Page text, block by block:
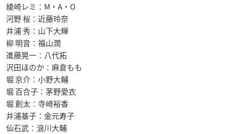
綾崎レミ：M・A・O
河野 桜：近藤玲奈
井浦 秀：山下大輝
柳 明音：福山潤
進藤晃一：八代拓
沢田ほのか：麻倉もも
堀 京介：小野大輔
堀 百合子：茅野愛衣
堀 創太：寺崎裕香
井浦基子：金元寿子
仙石武：浪川大輔